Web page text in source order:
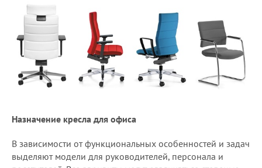
Назначение кресла для офиса
В зависимости от функциональных особенностей и задач
выделяют модели для руководителей, персонала и